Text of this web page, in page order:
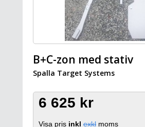
B+C-zon med stativ
Spalla Target Systems
6 625 kr
Visa pris inkl exkl moms